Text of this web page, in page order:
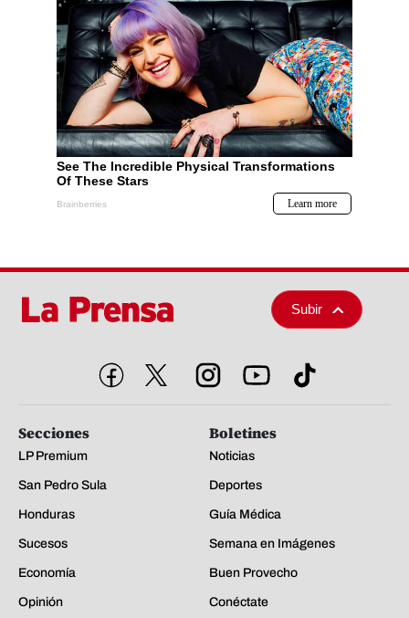
Subir
Secciones
LP Premium
San Pedro Sula
Honduras
Sucesos
Economía
Opinión
Boletines
Noticias
Deportes
Guía Médica
Semana en Imágenes
Buen Provecho
Conéctate